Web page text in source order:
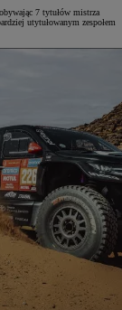
7 tytułów mistrza
utytułowanym zespołem